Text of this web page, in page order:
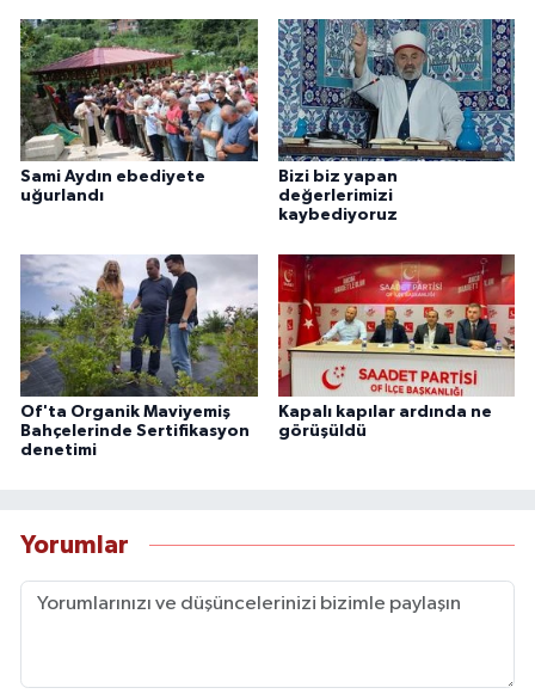
Sami Aydın ebediyete
uğurlandı
Bizi biz yapan
değerlerimizi
kaybediyoruz
Of'ta Organik Maviyemiş
Bahçelerinde Sertifikasyon
denetimi
Kapalı kapılar ardında ne
görüşüldü
Yorumlar